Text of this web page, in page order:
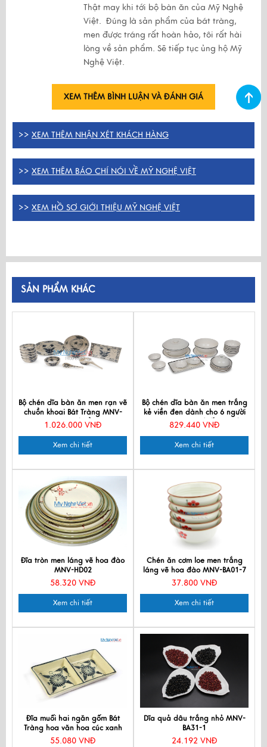
Thật may khi tới bộ bàn ăn của Mỹ Nghệ
Việt. Đúng là sản phẩm của bát tràng,
men được tráng rất hoàn hảo, tôi rất hài
lòng về sản phẩm. Sẽ tiếp tục ủng hộ Mỹ
Nghệ Việt.
XEM THÊM BÌNH LUẬN VÀ ĐÁNH GIÁ
>> XEM THÊM NHẬN XÉT KHÁCH HÀNG
>> XEM THÊM BÁO CHÍ NÓI VỀ MỸ NGHỆ VIỆT
>> XEM HỒ SƠ GIỚI THIỆU MỸ NGHỆ VIỆT
SẢN PHẨM KHÁC
Bộ chén dĩa bàn ăn men rạn vẽ
chuồn khoai Bát Tràng MNV-
BBA02 Chuồn
1.026.000 VNĐ
Xem chi tiết
Bộ chén dĩa bàn ăn men trắng
kẻ viền đen dành cho 6 người
MNV-BBA01-14 (Hết Hàng)
829.440 VNĐ
Xem chi tiết
Đĩa tròn men láng vẽ hoa đào
MNV-HD02
58.320 VNĐ
Xem chi tiết
Chén ăn cơm loe men trắng
láng vẽ hoa đào MNV-BA01-7
37.800 VNĐ
Xem chi tiết
Đĩa muối hai ngăn gốm Bát
Tràng hoa văn hoa cúc xanh
MNV-BOA15-2
55.080 VNĐ
Dĩa quả dâu trắng nhỏ MNV-
BA31-1
24.192 VNĐ